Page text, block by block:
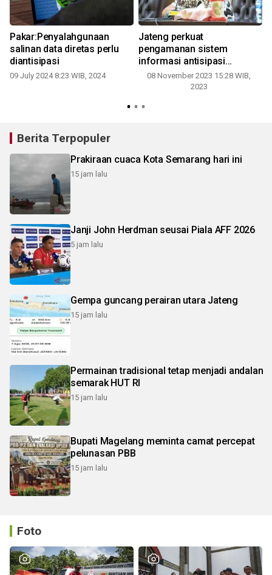
Pakar:Penyalahgunaan
salinan data diretas perlu
diantisipasi
09 July 2024 8:23 WIB, 2024
Jateng perkuat
pengamanan sistem
informasi antisipasi
peretasan
08 November 2023 15:28 WIB,
2023
Berita Terpopuler
Prakiraan cuaca Kota Semarang hari ini
15 jam lalu
Janji John Herdman seusai Piala AFF 2026
5 jam lalu
Gempa guncang perairan utara Jateng
15 jam lalu
Permainan tradisional tetap menjadi andalan
semarak HUT RI
15 jam lalu
Bupati Magelang meminta camat percepat
pelunasan PBB
15 jam lalu
Foto